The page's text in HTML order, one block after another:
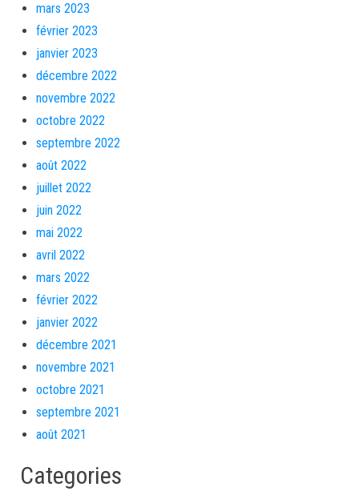
mars 2023
février 2023
janvier 2023
décembre 2022
novembre 2022
octobre 2022
septembre 2022
août 2022
juillet 2022
juin 2022
mai 2022
avril 2022
mars 2022
février 2022
janvier 2022
décembre 2021
novembre 2021
octobre 2021
septembre 2021
août 2021
Categories